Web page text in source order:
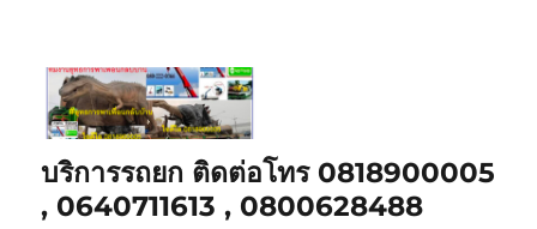
บริการรถยก ติดต่อโทร 0818900005
, 0640711613 , 0800628488